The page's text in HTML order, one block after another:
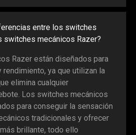
entre los switches
switches mecánicos Razer?
Razer están diseñados para
ya que utilizan la
elimina cualquier
Los switches mecánicos
para conseguir la sensación
tradicionales y ofrecer
brillante, todo ello